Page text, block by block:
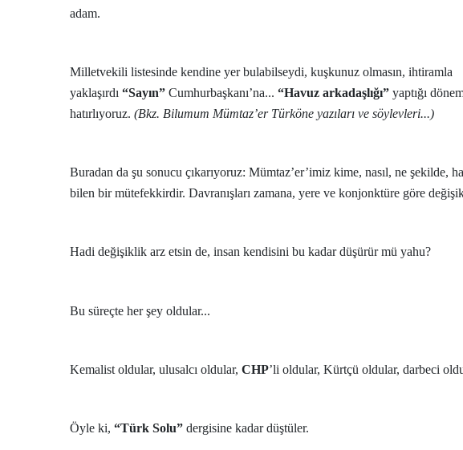
adam.
Milletvekili listesinde kendine yer bulabilseydi, kuşkunuz olmasın, ihtiramla
yaklaşırdı “Sayın” Cumhurbaşkanı’na... “Havuz arkadaşlığı” yaptığı
hatırlıyoruz. (Bkz. Bilumum Mümtaz’er Türköne yazıları ve söylevleri...)
Buradan da şu sonucu çıkarıyoruz: Mümtaz’er’imiz kime, nasıl, ne şekilde,
bilen bir mütefekkirdir. Davranışları zamana, yere ve konjonktüre göre
Hadi değişiklik arz etsin de, insan kendisini bu kadar düşürür mü yahu?
Bu süreçte her şey oldular...
Kemalist oldular, ulusalcı oldular, CHP’li oldular, Kürtçü oldular, darbeci
Öyle ki, “Türk Solu” dergisine kadar düştüler.